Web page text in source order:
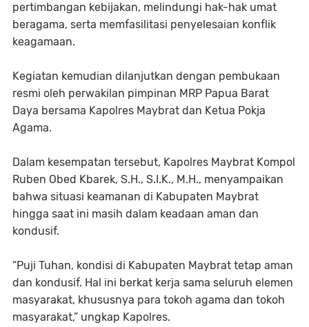
pertimbangan kebijakan, melindungi hak-hak umat
beragama, serta memfasilitasi penyelesaian konflik
keagamaan.
Kegiatan kemudian dilanjutkan dengan pembukaan
resmi oleh perwakilan pimpinan MRP Papua Barat
Daya bersama Kapolres Maybrat dan Ketua Pokja
Agama.
Dalam kesempatan tersebut, Kapolres Maybrat Kompol
Ruben Obed Kbarek, S.H., S.I.K., M.H., menyampaikan
bahwa situasi keamanan di Kabupaten Maybrat
hingga saat ini masih dalam keadaan aman dan
kondusif.
“Puji Tuhan, kondisi di Kabupaten Maybrat tetap aman
dan kondusif. Hal ini berkat kerja sama seluruh elemen
masyarakat, khususnya para tokoh agama dan tokoh
masyarakat,” ungkap Kapolres.